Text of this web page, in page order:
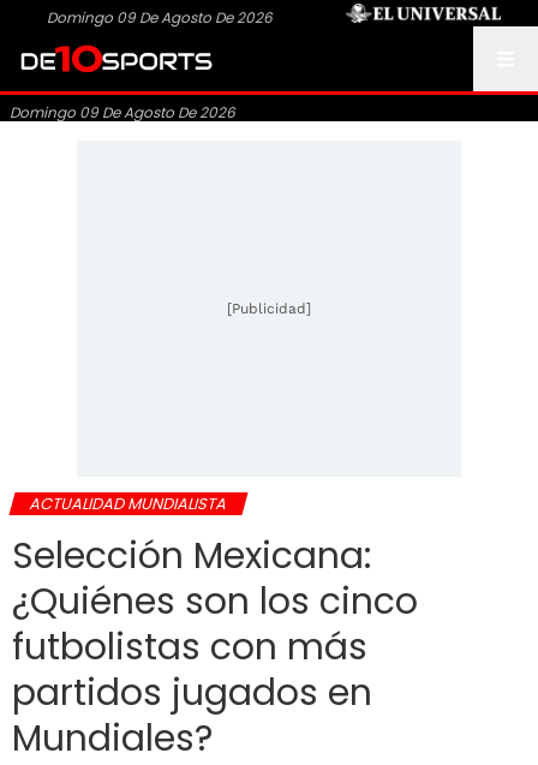
Domingo 09 De Agosto De 2026
Domingo 09 De Agosto De 2026
[Publicidad]
ACTUALIDAD MUNDIALISTA
Selección Mexicana:
¿Quiénes son los cinco
futbolistas con más
partidos jugados en
Mundiales?